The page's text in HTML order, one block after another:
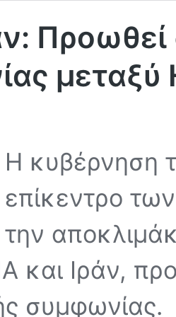
μεταξύ
Η κυβέρνηση
επίκεντρο
την
και Ιράν,
συμφωνίας.